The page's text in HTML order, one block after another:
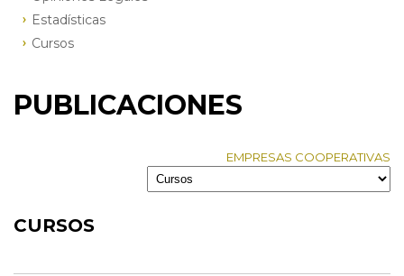
Estadísticas
Cursos
PUBLICACIONES
EMPRESAS COOPERATIVAS
CURSOS